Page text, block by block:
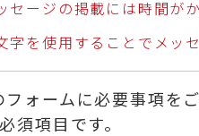
セージの掲載には時間が
字を使用することでメッ
フォームに必要事項を
須項目です。